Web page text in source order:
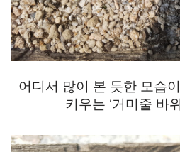
어디서 많이 본 듯한 모습
키우는 ‘거미줄 바